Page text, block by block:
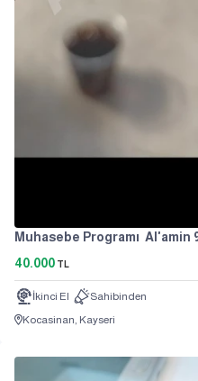
40.000 TL
İkinci El
Sahibinden
Kocasinan, Kayseri